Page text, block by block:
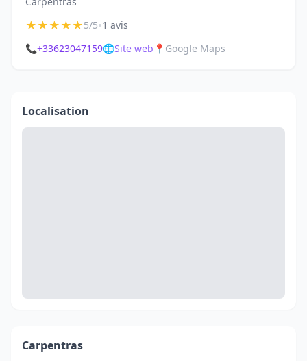
★★★★★5/5•1 avis
📞+33623047159🌐Site web 📍 Google Maps
Localisation
Carpentras